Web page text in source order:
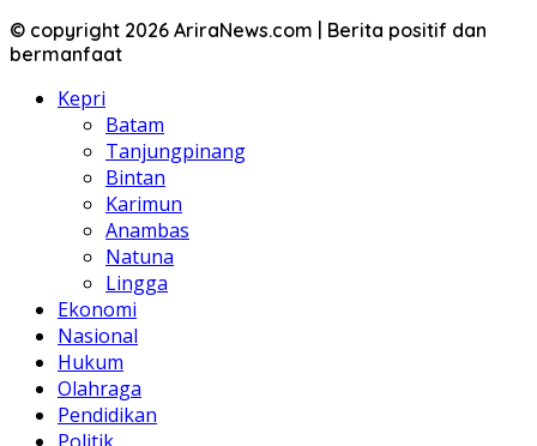
© copyright 2026 AriraNews.com | Berita positif dan
bermanfaat
Kepri
Batam
Tanjungpinang
Bintan
Karimun
Anambas
Natuna
Lingga
Ekonomi
Nasional
Hukum
Olahraga
Pendidikan